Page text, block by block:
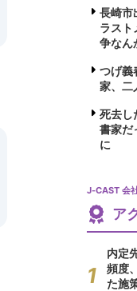
長崎市
ラス
争なん
つげ
家、二
死去し
書家
に
J-CAST 会
ア
内定
頻度
た施